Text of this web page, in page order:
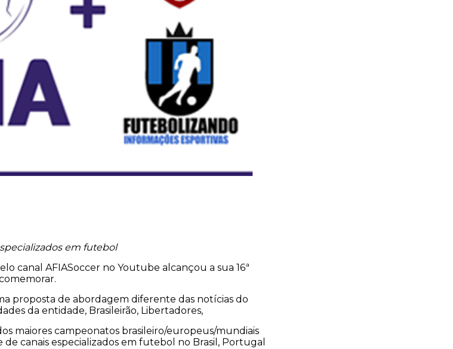
em futebol
canal AFIASoccer no Youtube alcançou a sua 16ª
proposta de abordagem diferente das notícias do
da entidade, Brasileirão, Libertadores,
maiores campeonatos brasileiro/europeus/mundiais
canais especializados em futebol no Brasil, Portugal